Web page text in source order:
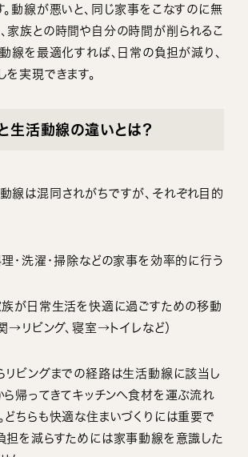
。動線が悪いと、同じ家事をこなすのに無
家族との時間や自分の時間が削られるこ
動線を最適化すれば、日常の負担が減り、
を実現できます。
生活動線の違いとは？
線は混同されがちですが、それぞれ目的
理・洗濯・掃除などの家事を効率的に行う
族が日常生活を快適に過ごすための移動
→リビング、寝室→トイレなど）
リビングまでの経路は生活動線に該当し
ら帰ってきてキッチンへ食材を運ぶ流れ
どちらも快適な住まいづくりには重要で
担を減らすためには家事動線を意識した